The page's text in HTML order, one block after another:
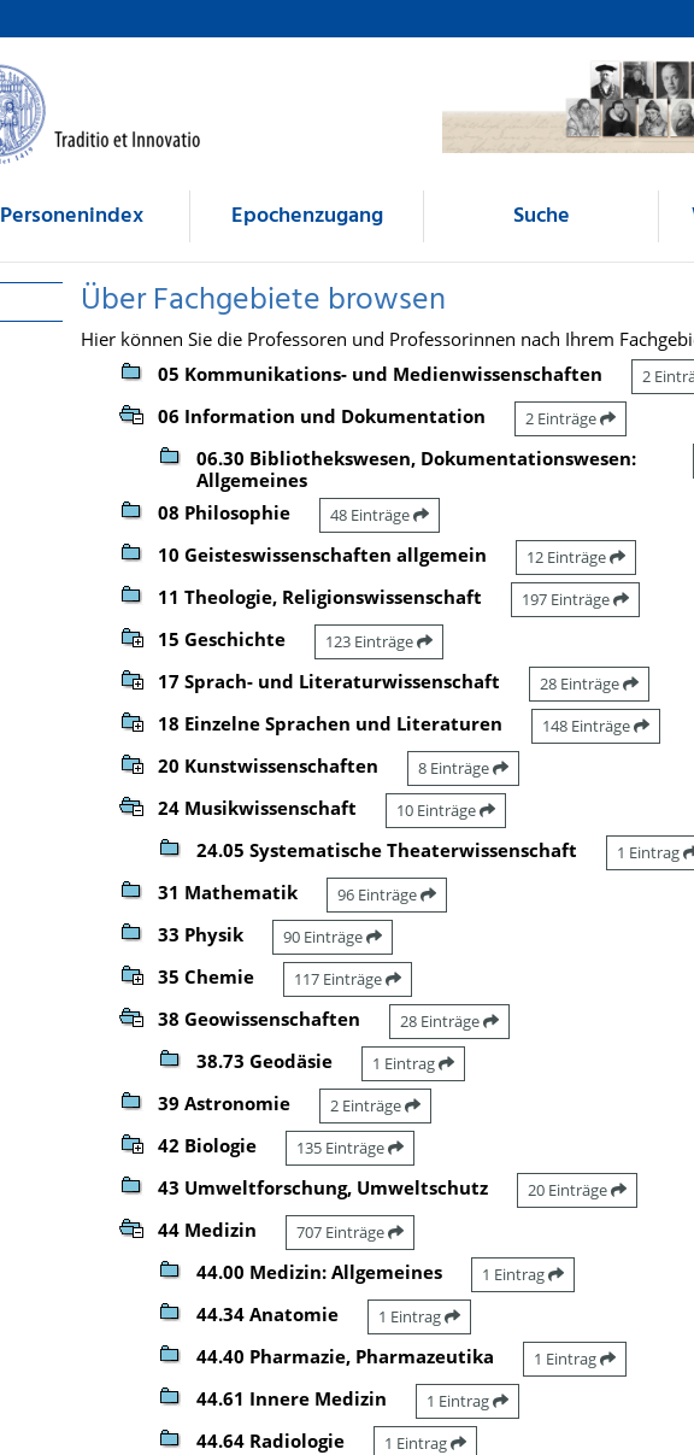
Personenindex Epochenzugang Suche
Über Fachgebiete browsen
Hier können Sie die Professoren und Professorinnen nach Ihrem
05 Kommunikations- und Medienwissenschaften
2
06 Information und Dokumentation 2 Einträge
06.30 Bibliothekswesen, Dokumentationswesen:
Allgemeines
08 Philosophie 48 Einträge
10 Geisteswissenschaften allgemein 12 Einträge
11 Theologie, Religionswissenschaft 197 Einträge
15 Geschichte 123 Einträge
17 Sprach- und Literaturwissenschaft 28 Einträge
18 Einzelne Sprachen und Literaturen 148 Einträge
20 Kunstwissenschaften 8 Einträge
24 Musikwissenschaft 10 Einträge
24.05 Systematische Theaterwissenschaft 1 Eintrag
31 Mathematik 96 Einträge
33 Physik 90 Einträge
35 Chemie 117 Einträge
38 Geowissenschaften 28 Einträge
38.73 Geodäsie 1 Eintrag
39 Astronomie 2 Einträge
42 Biologie 135 Einträge
43 Umweltforschung, Umweltschutz 20 Einträge
44 Medizin 707 Einträge
44.00 Medizin: Allgemeines 1 Eintrag
44.34 Anatomie 1 Eintrag
44.40 Pharmazie, Pharmazeutika 1 Eintrag
44.61 Innere Medizin 1 Eintrag
44.64 Radiologie 1 Eintrag